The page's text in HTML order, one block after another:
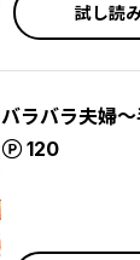
試し読
バラバラ夫婦
120